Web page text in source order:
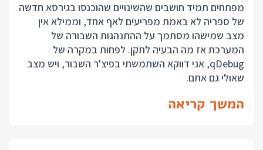
מפתחים תמיד חושבים שהשינויים שהוכנסו בגירסא חדשה
של ספריה לא באמת מפריעים לאף אחד, וממילא אין
מצב שמישהו מסתמך על ההתנהגות השבורה של
המערכת אז מה הבעיה לתקן. לפחות במקרה של
qDebug, אני דווקא השתמשתי בפיצ'ר השבור, ויש מצב
שאולי גם אתם.
המשך קריאה